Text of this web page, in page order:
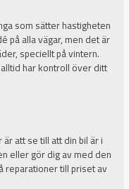
som sätter hastigheten
på alla vägar, men det är
speciellt på vintern.
har kontroll över ditt
att se till att din bil är i
eller gör dig av med den
reparationer till priset av